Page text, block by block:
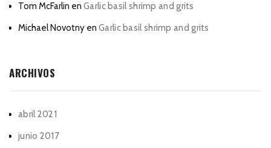
Tom McFarlin en Garlic basil shrimp and grits
Michael Novotny en Garlic basil shrimp and grits
ARCHIVOS
abril 2021
junio 2017